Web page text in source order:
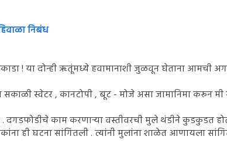
निबंध
! या दोन्ही ऋतूंमध्ये हवामानाशी जुळवून घेताना आमची
सकाळी स्वेटर , कानटोपी , बूट - मोजे असा जामानिमा करून
काम करणाऱ्या वस्तीवरची मुले थंडीने कुडकुडत
ही घटना सांगितली . त्यांनी मुलांना शाळेत आणायला